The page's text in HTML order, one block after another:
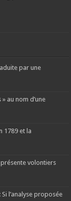
par une
au nom d’une
1789 et la
volontiers
l’analyse proposée